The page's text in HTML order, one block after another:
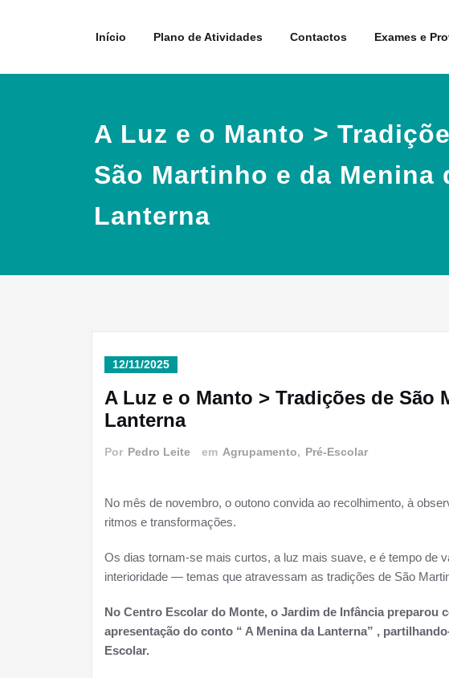
Início Plano de Atividades Contactos Exames e
A Luz e o Manto >
São Martinho e da Menina
Lanterna
12/11/2025
A Luz e o Manto > Tradições de São
Lanterna
Por Pedro Leite em Agrupamento, Pré-Escolar
No mês de novembro, o outono convida ao recolhimento, à
ritmos e transformações.
Os dias tornam-se mais curtos, a luz mais suave, e é tempo de
interioridade — temas que atravessam as tradições de São
No Centro Escolar do Monte, o Jardim de Infância preparou
apresentação do conto “ A Menina da Lanterna” ,
Escolar.